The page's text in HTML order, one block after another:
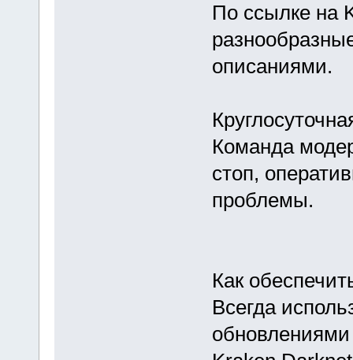
По ссылке на
описаниями.
Команда
стоп,
проблемы.
Как
Всегда